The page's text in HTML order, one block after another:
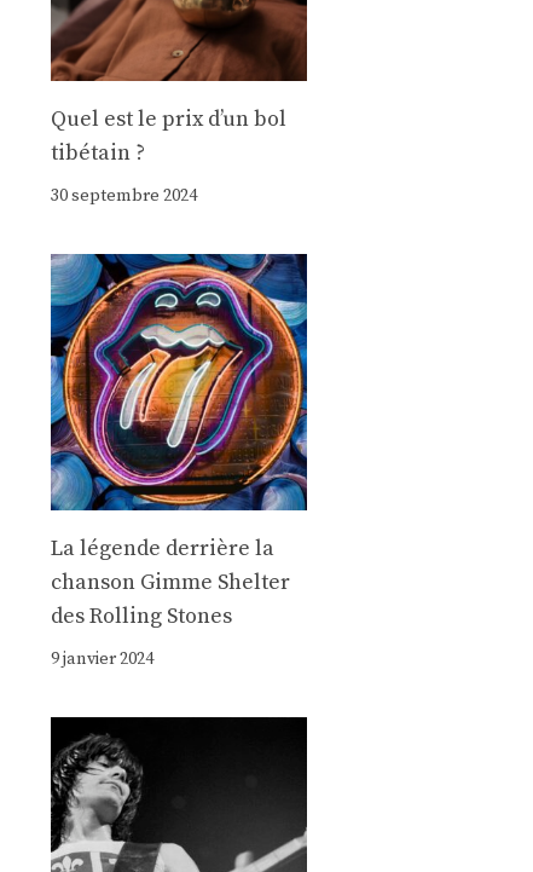
Quel est le prix d’un bol
tibétain ?
30 septembre 2024
La légende derrière la
chanson Gimme Shelter
des Rolling Stones
9 janvier 2024